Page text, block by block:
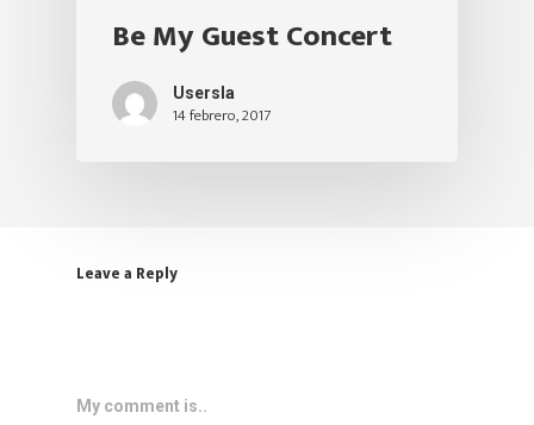
Be My Guest Concert
Usersla
14 febrero, 2017
Leave a Reply
My comment is..